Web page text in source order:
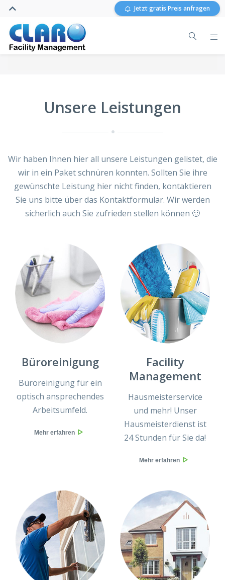
Jetzt gratis Preis anfragen
Unsere Leistungen
Wir haben Ihnen hier all unsere Leistungen gelistet, die
wir in ein Paket schnüren konnten. Sollten Sie ihre
gewünschte Leistung hier nicht finden, kontaktieren
Sie uns bitte über das Kontaktformular. Wir werden
sicherlich auch Sie zufrieden stellen können 🙂
Büroreinigung
Büroreinigung für ein
optisch ansprechendes
Arbeitsumfeld.
Mehr erfahren
Facility
Management
Hausmeisterservice
und mehr! Unser
Hausmeisterdienst ist
24 Stunden für Sie da!
Mehr erfahren